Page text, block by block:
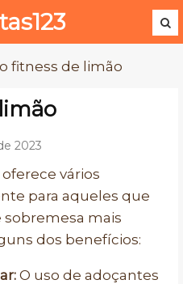
fitness de limão
2023
vários
para aqueles que
mais
dos benefícios:
O uso de adoçantes